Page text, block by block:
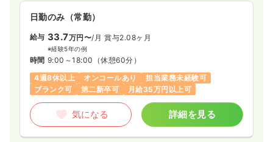
日勤のみ（常勤）
給与 33.7万円〜/月 賞与2.08ヶ月
※経験5年の例
時間 9:00～18:00 （休憩60分）
4週8休以上
オンコールあり
担当業務未経験可
ブランク可
第二新卒可 月給35万円以上可
気になる 詳細を見る